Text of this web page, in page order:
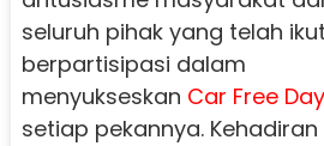
seluruh pihak yang telah ikut
berpartisipasi dalam
menyukseskan Car Free Day
setiap pekannya. Kehadiran